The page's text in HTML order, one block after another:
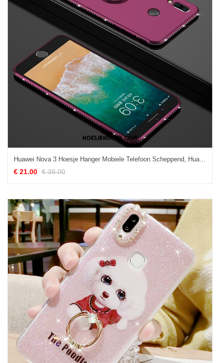
Huawei Nova 3 Hoesje Hanger Mobiele Telefoon Scheppend, Huawei Nova 3 Hoesje Anti-fall Luxe
€ 21.00 € 38.00